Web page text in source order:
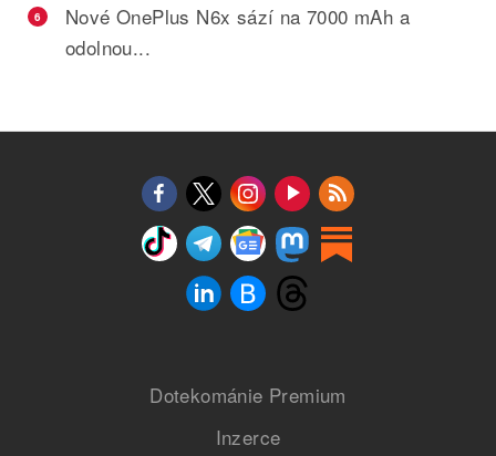
6
Nové OnePlus N6x sází na 7000 mAh a
odolnou...
Dotekománie Premium
Inzerce